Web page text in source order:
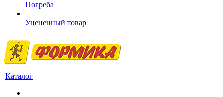
Погреба
Уцененный товар
Каталог